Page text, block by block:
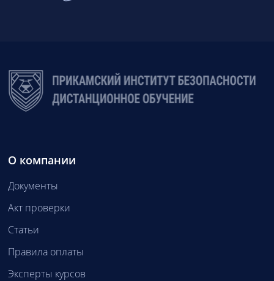
О компании
Документы
Акт проверки
Статьи
Правила оплаты
Эксперты курсов